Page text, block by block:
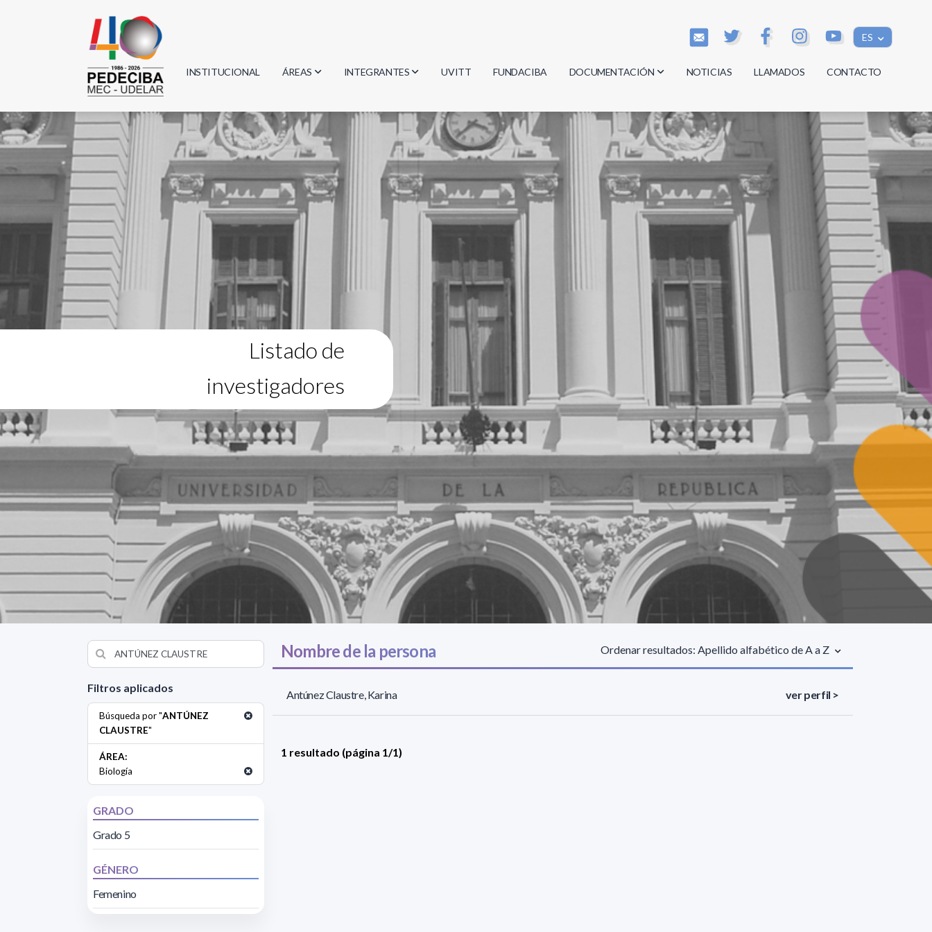
ES
INSTITUCIONAL ÁREAS
Biología
Física
Geociencias
Informática
Matemática
INTEGRANTES
Investigadores
Estudiantes
Egresados
UVITT FUNDACIBA DOCUMENTACIÓN
Actas
Reglamentos
Documentos
NOTICIAS LLAMADOS CONTACTO
Listado de
investigadores
Filtros aplicados
Búsqueda por "ANTÚNEZ
CLAUSTRE"
ÁREA:
Biología
GRADO
Grado 5
GÉNERO
Femenino
Nombre de la persona Ordenar resultados: Apellido alfabético de A a Z
Antúnez Claustre, Karina ver perfil >
1 resultado (página 1/1)